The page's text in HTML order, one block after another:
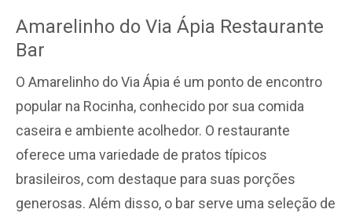
Amarelinho do Via Ápia Restaurante
Bar
O Amarelinho do Via Ápia é um ponto de encontro
popular na Rocinha, conhecido por sua comida
caseira e ambiente acolhedor. O restaurante
oferece uma variedade de pratos típicos
brasileiros, com destaque para suas porções
generosas. Além disso, o bar serve uma seleção de